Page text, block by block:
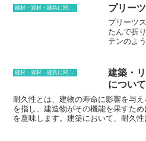
ていきます。耐久性や遮音性に優れて
た瓦棒もあります。 瓦棒葺きは、寺
ら、一般住宅まで幅広く用いられて
な種類があります。最も一般的な瓦
瓦です。粘土瓦は、耐久性や耐火性
ため、長期間にわたって屋根を保護す
ざまな種類や色の瓦棒があるため、
プリー
プリーツ
たんで折
テンのよ
で、光量
すること
ンは、窓
利用だけ
温度を調
建材・資材・建具に関する用語
建築・
について
耐久性とは、建物の寿命に影響を与
を指し、建造物がその機能を果すた
を意味します。建築において、耐久性